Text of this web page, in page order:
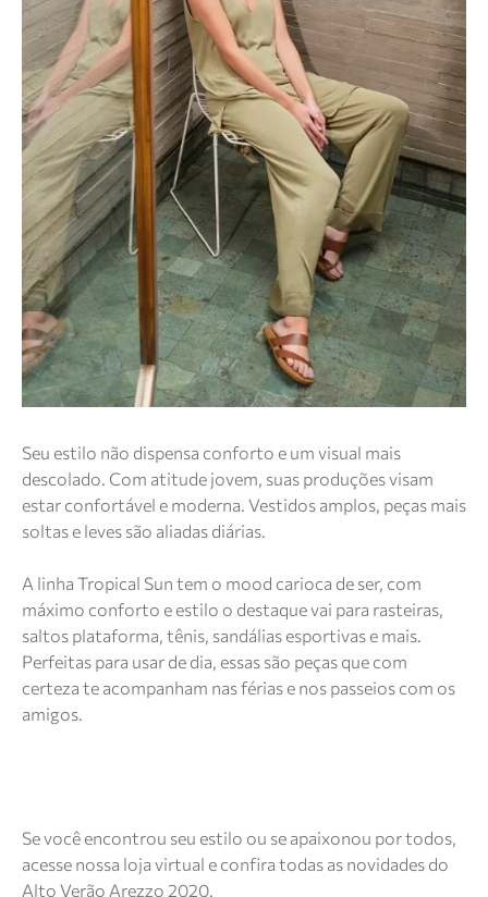
Seu estilo não dispensa conforto e um visual mais
descolado. Com atitude jovem, suas produções visam
estar confortável e moderna. Vestidos amplos, peças mais
soltas e leves são aliadas diárias.
A linha Tropical Sun tem o mood carioca de ser, com
máximo conforto e estilo o destaque vai para rasteiras,
saltos plataforma, tênis, sandálias esportivas e mais.
Perfeitas para usar de dia, essas são peças que com
certeza te acompanham nas férias e nos passeios com os
amigos.
Se você encontrou seu estilo ou se apaixonou por todos,
acesse nossa loja virtual e confira todas as novidades do
Alto Verão Arezzo 2020.